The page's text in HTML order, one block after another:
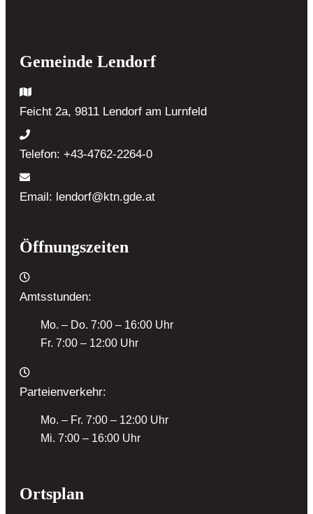
Gemeinde Lendorf
Feicht 2a, 9811 Lendorf am Lurnfeld
Telefon: +43-4762-2264-0
Email: lendorf@ktn.gde.at
Öffnungszeiten
Amtsstunden:
Mo. – Do. 7:00 – 16:00 Uhr
Fr. 7:00 – 12:00 Uhr
Parteienverkehr:
Mo. – Fr. 7:00 – 12:00 Uhr
Mi. 7:00 – 16:00 Uhr
Ortsplan